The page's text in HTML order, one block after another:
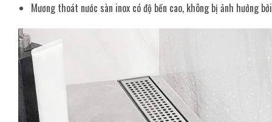
Mương thoát nước sàn inox có độ bền cao, không bị ảnh hưởng